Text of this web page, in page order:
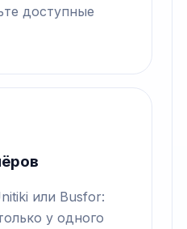
доступные
или Busfor:
у одного